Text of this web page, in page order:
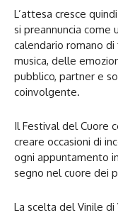
L’attesa cresce
si preannuncia come
calendario romano di
musica, delle
pubblico, partner e
coinvolgente.
Il Festival del Cuore
creare occasioni di
ogni appuntamento
segno nel cuore dei
La scelta del Vinile